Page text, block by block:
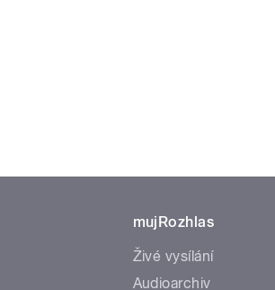
mujRozhlas
Živé vysílání
Audioarchiv